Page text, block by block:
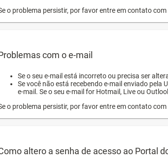
o problema persistir, por favor entre em contato
com o e-mail
Se o seu e-mail está incorreto ou precisa ser
Se você não está recebendo e-mail enviado pela
e-mail. Se o seu e-mail for Hotmail, Live ou
o problema persistir, por favor entre em contato
altero a senha de acesso ao Portal